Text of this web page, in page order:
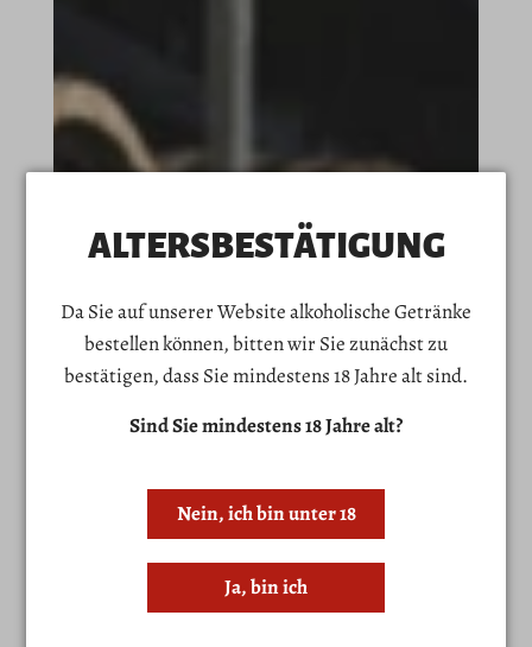
ALTERSBESTÄTIGUNG
Da Sie auf unserer Website alkoholische Getränke
bestellen können, bitten wir Sie zunächst zu
bestätigen, dass Sie mindestens 18 Jahre alt sind.
Sind Sie mindestens 18 Jahre alt?
Nein, ich bin unter 18
Ja, bin ich